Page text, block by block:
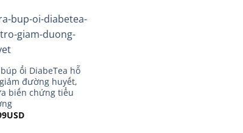
ổi DiabeTea hỗ
đường huyết,
biến chứng tiểu
USD